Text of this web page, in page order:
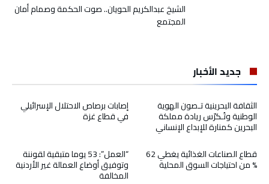
الشيخ عبدالكريم الحويان.. صوت الحكمة وصمام أمان
المجتمع
جديد الأخبار
إصابات برصاص الاحتلال الإسرائيلي
في قطاع غزة
الثقافة البحرينية تـصون الهوية
الوطنية وتُـكرّس ريادة مملكة
البحرين كمنارة للإبداع الإنساني
“العمل”: 53 يوما متبقية لقوننة
وتوفيق أوضاع العمالة غير الأردنية
المخالفة
قطاع الصناعات الغذائية يغطي 62
% من احتياجات السوق المحلية